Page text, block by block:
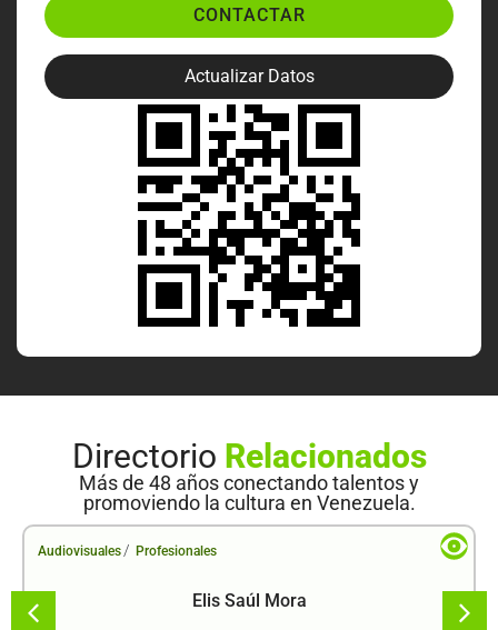
CONTACTAR
Actualizar Datos
Directorio Relacionados
Más de 48 años conectando talentos y
promoviendo la cultura en Venezuela.
Audiovisuales / Profesionales
Elis Saúl Mora